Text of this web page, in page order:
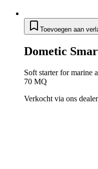
Toevoegen aan
Dometic
Soft starter for marine
70 MQ
Verkocht via ons